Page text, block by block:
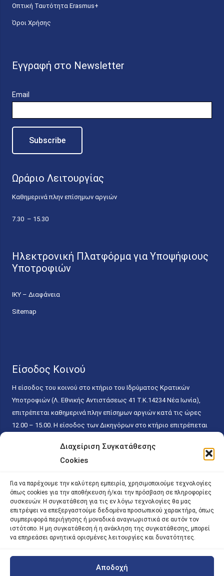
Διαχείριση Συγκατάθεσης
Cookies
Για να παρέχουμε την καλύτερη εμπειρία, χρησιμοποιούμε τεχνολογίες
όπως cookies για την αποθήκευση ή/και την πρόσβαση σε πληροφορίες
συσκευών. Η συγκατάθεση για τις εν λόγω τεχνολογίες θα μας
επιτρέψει να επεξεργαστούμε δεδομένα προσωπικού χαρακτήρα, όπως
συμπεριφορά περιήγησης ή μοναδικά αναγνωριστικά σε αυτόν τον
ιστότοπο. Η μη συγκατάθεση ή η ανάκληση της συγκατάθεσης, μπορεί
να επηρεάσει αρνητικά ορισμένες λειτουργίες και δυνατότητες.
Αποδοχή
Οπτική Ταυτότητα Erasmus+
Όροι Χρήσης
Εγγραφή στο Newsletter
Email
Ωράριο Λειτουργίας
Καθημερινά πλην επίσημων αργιών
7.30 – 15.30
Ηλεκτρονική Πλατφόρμα για Υποψήφιους
Υποτροφιών
ΙΚΥ – Διαφάνεια
Sitemap
Είσοδος Κοινού
Η είσοδος του κοινού στο κτήριο του Ιδρύματος Κρατικών
Υποτροφιών (Λ. Εθνικής Αντιστάσεως 41 T.K.14234 Νέα Ιωνία),
επιτρέπεται καθημερινά πλην επίσημων αργιών κατά τις ώρες
12.00 – 15.00. Η είσοδος των Δικηγόρων στο κτήριο επιτρέπεται
κάθε εργάσιμη ημέρα και ώρα χωρίς κανέναν χρονικό ή άλλο
περιορισμό. Η είσοδος του κοινού ειδικά στο γραφείο του
15.00. Η εξυπηρέτηση του κοινού πραγματοποιείται βάσει των
παγίων ισχυουσών διατάξεων. Για την αποφυγή συνωστισμού
εντός του εσωτερικού χώρου εξυπηρέτησης και αναμονής του
κοινού, η εξυπηρέτησή του δύναται να πραγματοποιείται κατόπιν
προγραμματισμένου ραντεβού.
| iky.gr | All Rights Reserved